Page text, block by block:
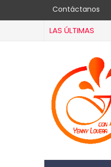
Contáctanos
LAS ÚLTIMAS